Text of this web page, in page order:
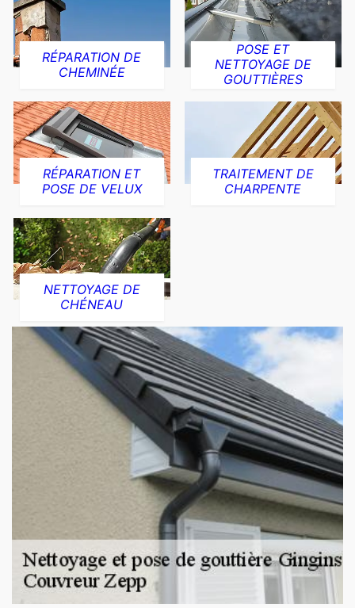
RÉPARATION DE
CHEMINÉE
POSE ET
NETTOYAGE DE
GOUTTIÈRES
RÉPARATION ET
POSE DE VELUX
TRAITEMENT DE
CHARPENTE
NETTOYAGE DE
CHÉNEAU